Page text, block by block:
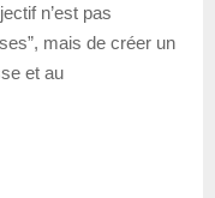
n’est pas
mais de créer un
et au